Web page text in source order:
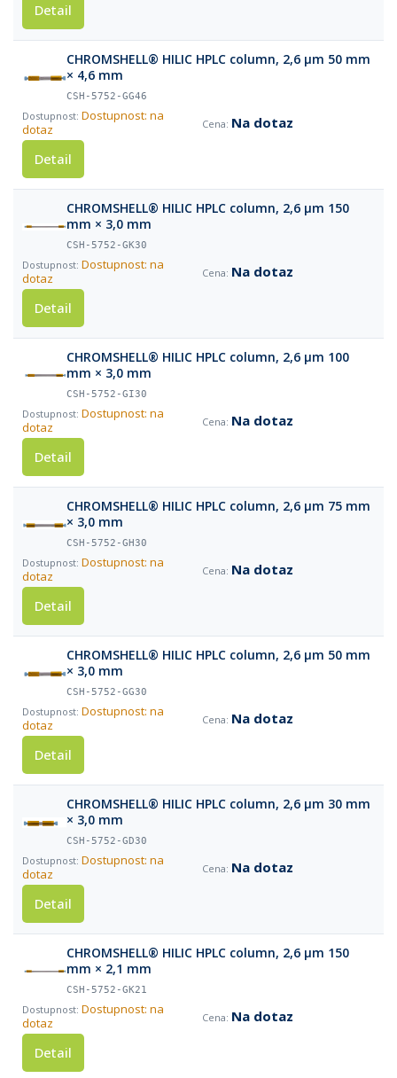
Detail
CHROMSHELL® HILIC HPLC column, 2,6 µm 50 mm
× 4,6 mm
CSH-5752-GG46
Dostupnost: na
dotaz
Na dotaz
Detail
CHROMSHELL® HILIC HPLC column, 2,6 µm 150
mm × 3,0 mm
CSH-5752-GK30
Dostupnost: na
dotaz
Na dotaz
Detail
CHROMSHELL® HILIC HPLC column, 2,6 µm 100
mm × 3,0 mm
CSH-5752-GI30
Dostupnost: na
dotaz
Na dotaz
Detail
CHROMSHELL® HILIC HPLC column, 2,6 µm 75 mm
× 3,0 mm
CSH-5752-GH30
Dostupnost: na
dotaz
Na dotaz
Detail
CHROMSHELL® HILIC HPLC column, 2,6 µm 50 mm
× 3,0 mm
CSH-5752-GG30
Dostupnost: na
dotaz
Na dotaz
Detail
CHROMSHELL® HILIC HPLC column, 2,6 µm 30 mm
× 3,0 mm
CSH-5752-GD30
Dostupnost: na
dotaz
Na dotaz
Detail
CHROMSHELL® HILIC HPLC column, 2,6 µm 150
mm × 2,1 mm
CSH-5752-GK21
Dostupnost: na
dotaz
Na dotaz
Detail